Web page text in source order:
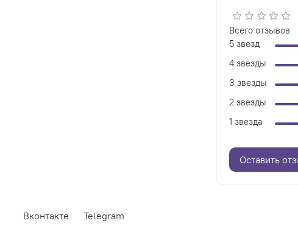
Всего отзывов
5 звезд
4 звезды
3 звезды
2 звезды
1 звезда
Оставить
Вконтакте Telegram